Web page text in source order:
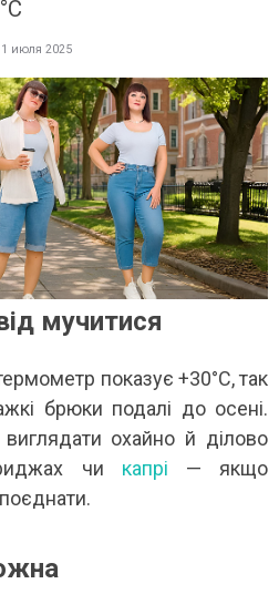
ХОЧЕТЬСЯ
всіх на
сонце і
КУПАЛЬНИК ІЗ НАКИДКОЮ
СПІДНИЦЕЮ: ЩО ОБРАТИ
Літо — це час, коли
впевнено та комфортно.
жінок звертають увагу не
Читати далі →
июля 2025
мучитися
показує +30°C, так
брюки подалі до осені.
охайно й ділово
чи капрі — якщо